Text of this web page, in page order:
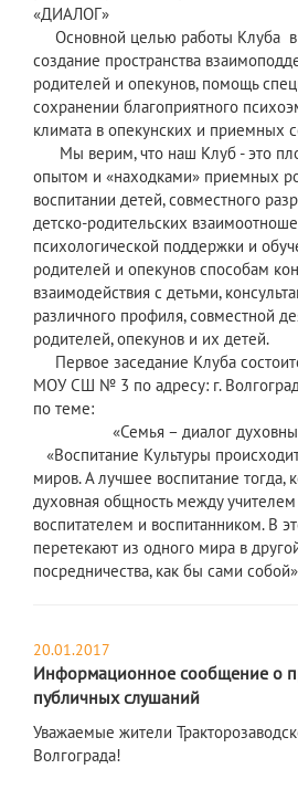
«ДИАЛОГ»
Основной целью работы Клуба в
создание пространства
родителей и опекунов, помощь
сохранении благоприятного
климата в опекунских и приемных
Мы верим, что наш Клуб - это
опытом и «находками» приемных
воспитании детей, совместного
детско-родительских
психологической поддержки и
родителей и опекунов способам
взаимодействия с детьми,
различного профиля, совместной
родителей, опекунов и их детей.
Первое заседание Клуба
МОУ СШ № 3 по адресу: г.
по теме:
«Семья – диалог духовных
«Воспитание Культуры
миров. А лучшее воспитание тогда,
духовная общность между
воспитателем и воспитанником. В
перетекают из одного мира в
посредничества, как бы сами
20.01.2017
Информационное сообщение о
публичных слушаний
Уважаемые жители
Волгограда!